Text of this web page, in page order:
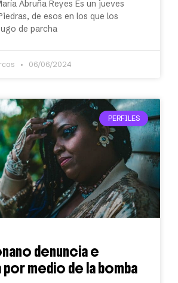
Abruña Reyes Es un jueves
de esos en los que los
de parcha
06/06/2024
PERFILES
denuncia e
medio de la bomba